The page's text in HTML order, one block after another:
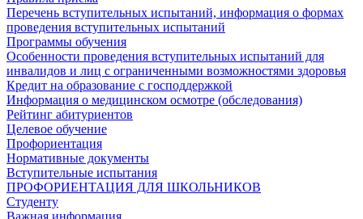
Перечень вступительных испытаний, информация о формах
проведения вступительных испытаний
Программы обучения
Особенности проведения вступительных испытаний для
инвалидов и лиц с ограниченными возможностями здоровья
Кредит на образование с господдержкой
Информация о медицинском осмотре (обследования)
Рейтинг абитуриентов
Целевое обучение
Профориентация
Нормативные документы
Вступительные испытания
ПРОФОРИЕНТАЦИЯ ДЛЯ ШКОЛЬНИКОВ
Студенту
Важная информация